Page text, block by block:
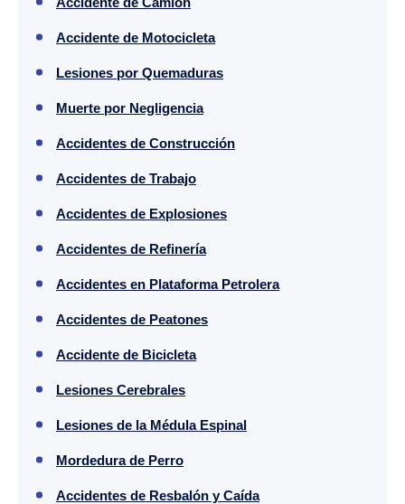
Accidente de Motocicleta
Lesiones por Quemaduras
Muerte por Negligencia
Accidentes de Construcción
Accidentes de Trabajo
Accidentes de Explosiones
Accidentes de Refinería
Accidentes en Plataforma Petrolera
Accidentes de Peatones
Accidente de Bicicleta
Lesiones Cerebrales
Lesiones de la Médula Espinal
Mordedura de Perro
Accidentes de Resbalón y Caída